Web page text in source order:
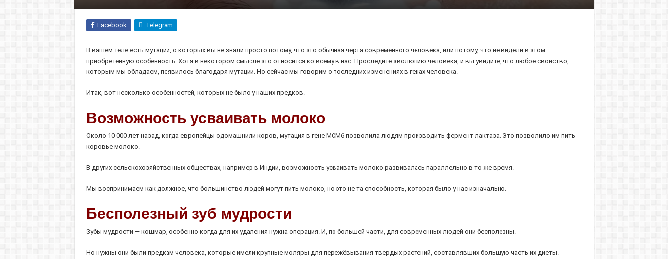
Facebook Telegram
В вашем теле есть мутации, о которых вы не знали просто потому, что это обычная черта современного человека, или потому, что не видели в этом
приобретённую особенность. Хотя в некотором смысле это относится ко всему в нас. Проследите эволюцию человека, и вы увидите, что любое свойство,
которым мы обладаем, появилось благодаря мутации. Но сейчас мы говорим о последних изменениях в генах человека.
Итак, вот несколько особенностей, которых не было у наших предков.
Возможность усваивать молоко
Около 10 000 лет назад, когда европейцы одомашнили коров, мутация в гене МСМ6 позволила людям производить фермент лактаза. Это позволило им пить
коровье молоко.
В других сельскохозяйственных обществах, например в Индии, возможность усваивать молоко развивалась параллельно в то же время.
Мы воспринимаем как должное, что большинство людей могут пить молоко, но это не та способность, которая было у нас изначально.
Бесполезный зуб мудрости
Зубы мудрости — кошмар, особенно когда для их удаления нужна операция. И, по большей части, для современных людей они бесполезны.
Но нужны они были предкам человека, которые имели крупные моляры для пережёвывания твердых растений, составлявших большую часть их диеты.